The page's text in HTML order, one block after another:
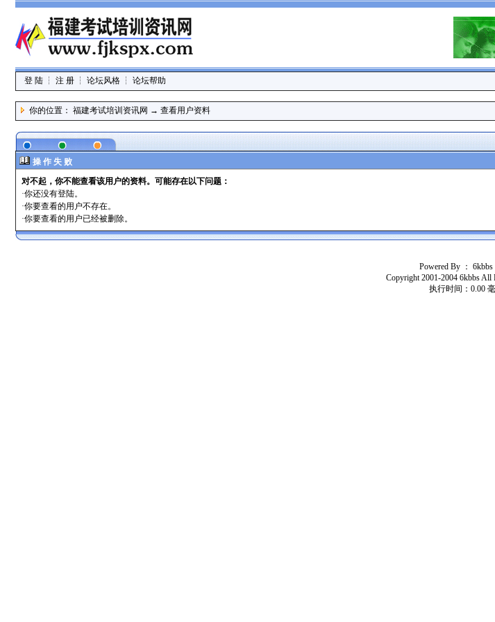
登 陆┆ 注 册┆ 论坛风格┆ 论坛帮助
你的位置： 福建考试培训资讯网 → 查看用户资料
操 作 失 败
对不起，你不能查看该用户的资料。可能存在以下问题：
·你还没有登陆。
·你要查看的用户不存在。
·你要查看的用户已经被删除。
Powered By ：
Copyright 2001-2004 6kbbs All
执行时间：0.00